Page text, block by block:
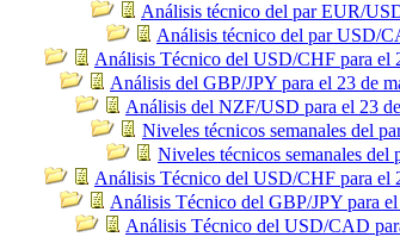
Análisis técnico del par EUR/
Análisis técnico del par USD/
Análisis Técnico del USD/CHF para el
Análisis del GBP/JPY para el 23 de
Análisis del NZF/USD para el 23
Niveles técnicos semanales del
Niveles técnicos semanales del
Análisis Técnico del USD/CHF para el
Análisis Técnico del GBP/JPY para
Análisis Técnico del USD/CAD